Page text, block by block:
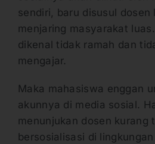
sendiri, baru disusul dosen
menjaring masyarakat
dikenal tidak ramah dan
mengajar.
Maka mahasiswa enggan
akunnya di media sosial.
menunjukan dosen kurang
bersosialisasi di